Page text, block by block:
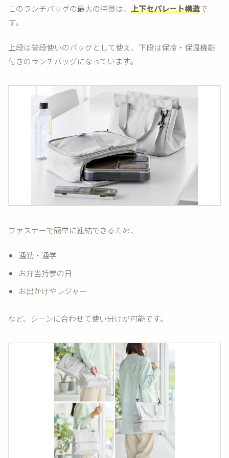
このランチバッグの最大の特徴は、 上下セパレート構造で
す。
上段は普段使いのバッグとして使え、下段は保冷・保温機能
付きのランチバッグになっています。
ファスナーで簡単に連結できるため、
通勤・通学
お弁当持参の日
お出かけやレジャー
など、シーンに合わせて使い分けが可能です。